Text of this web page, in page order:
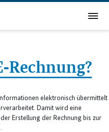
elektronisch übermittelt
Damit wird eine
Erstellung der Rechnung bis zur